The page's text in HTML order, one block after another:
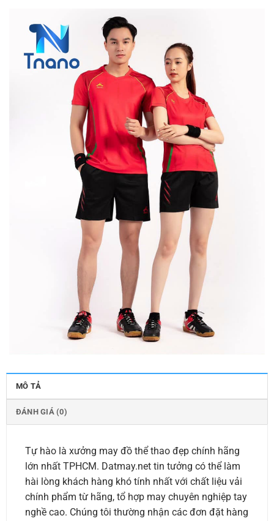
MÔ TẢ
ĐÁNH GIÁ (0)
Tự hào là xưởng may đồ thể thao đẹp chính hãng
lớn nhất TPHCM. Datmay.net tin tưởng có thể làm
hài lòng khách hàng khó tính nhất với chất liệu vải
chính phẩm từ hãng, tổ hợp may chuyên nghiệp tay
nghề cao. Chúng tôi thường nhận các đơn đặt hàng